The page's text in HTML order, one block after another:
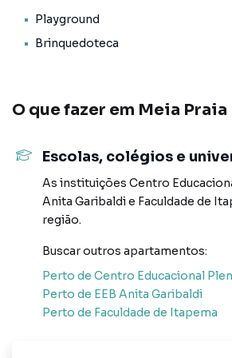
* Medidores de água, luz e gás
* Playground;
* Reaproveitamento de água;
* Piscina infantil aquecida;
* Estar de inverno;
* Sala de jogos com PUB;
* 1.369,29m² de área de lazer;
* Fachada estilo contemporâneo;
* Gerador de emergência;
* Biometria e TAG no hall social;
* Espera p/ veículos elétricos;
* 3 Salões de festas;
* 3 Elevadores (alta velocidade).
Playground
Brinquedoteca
O que fazer em Meia Praia
Escolas, colégios e
As instituições Centro
Anita Garibaldie Faculdade de
região.
Buscar outros apartamentos:
Perto de Centro Educacional
Perto de EEB Anita Garibaldi
Perto de Faculdade de Itapema